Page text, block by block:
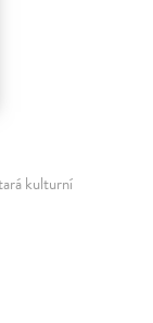
kulturní